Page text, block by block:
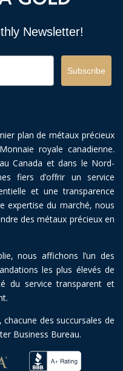
Newsletter!
Subscribe
plan de métaux précieux
royale canadienne.
Canada et dans le Nord-
fiers d’offrir un service
et une transparence
expertise du marché, nous
des métaux précieux en
nous affichons l’un des
les plus élevés de
du service transparent et
des succursales de
Business Bureau.